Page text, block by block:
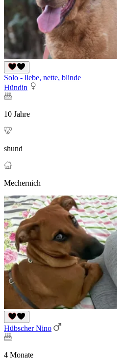
Solo - liebe, nette, blinde
Hündin
10 Jahre
shund
Mechernich
Hübscher Nino
4 Monate